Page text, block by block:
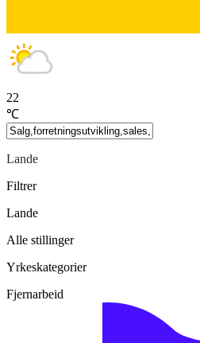
22
℃
Lande
Filtrer
Lande
Alle stillinger
Yrkeskategorier
Fjernarbeid